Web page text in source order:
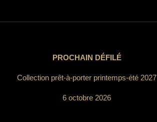
PROCHAIN DÉFILÉ
Collection prêt-à-porter printemps-été 2027
6 octobre 2026